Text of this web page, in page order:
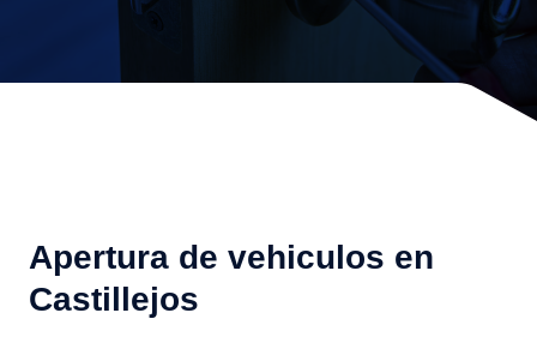
Apertura de vehiculos en
Castillejos